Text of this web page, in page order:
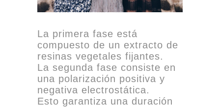
La primera fase está
compuesto de un extracto de
resinas vegetales fijantes.
La segunda fase consiste en
una polarización positiva y
negativa electrostática.
Esto garantiza una duración